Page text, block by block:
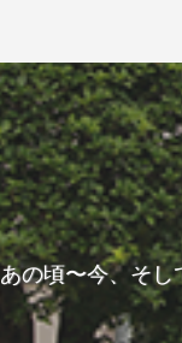
あの頃〜今、そ